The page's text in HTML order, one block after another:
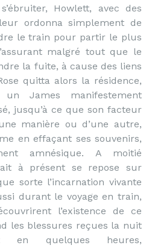
Howlett, avec des
ordonna simplement de
le train pour partir le plus
malgré tout que le
la fuite, à cause des liens
quitta alors la résidence,
James manifestement
jusqu’à ce que son facteur
manière ou d’une autre,
en effaçant ses souvenirs,
amnésique. A moitié
à présent se repose sur
sorte l’incarnation vivante
durant le voyage en train,
l’existence de ce
les blessures reçues la nuit
en quelques heures,